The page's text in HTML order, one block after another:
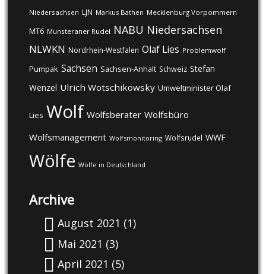
Niedersachsen LJN Markus Bathen Mecklenburg Vorpommern
MT6 Munsteraner Rudel NABU Niedersachsen
NLWKN Nordrhein-Westfalen Olaf Lies Problemwolf
Pumpak Sachsen Sachsen-Anhalt Schweiz Stefan
Wenzel Ulrich Wotschikowsky Umweltminister Olaf
Lies Wolf Wolfsberater Wolfsbüro
Wolfsmanagement Wolfsmonitoring Wolfsrudel WWF
Wölfe Wölfe in Deutschland
Archive
August 2021 (1)
Mai 2021 (3)
April 2021 (5)